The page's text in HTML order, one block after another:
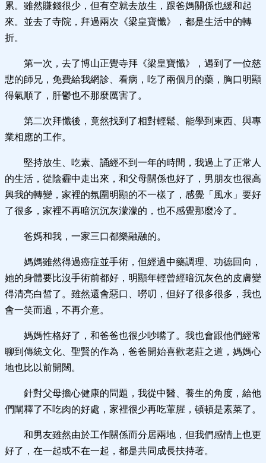
累。雖然賺錢很少，但有空就去放生，跟爸媽關係也緩和起
來。並去了寺院，拜過兩次《梁皇寶懺》，都是生活中的轉
折。
第一次，去了博山正覺寺拜《梁皇寶懺》，遇到了一位慈
悲的師兄，免費給我網診、看病，吃了兩個月的藥，胸口明顯
得氣順了，肝鬱也不那麼厲害了。
第二次拜懺後，竟然找到了相對輕鬆、能學到東西、與專
業相應的工作。
堅持放生、吃素、誦經不到一年的時間，我過上了正常人
的生活，從陰霾中走出來，和父母關係也好了，男朋友也很高
興我的轉變，家裡的氛圍明顯的不一樣了，感覺「風水」要好
了很多，家裡不再暗沉沉灰濛濛的，也不感覺那麼冷了。
爸媽和我，一家三口都樂融融的。
媽媽雖然得過癌症並手術，但經過中藥調理、功德回向，
她的身體要比沒手術前都好，明顯年輕曾經暗沉灰色的皮膚變
得清亮白皙了。雖然還會惡口、嘮叨，但好了很多很多，我也
會一笑而過，不再介意。
媽媽性格好了，和爸爸也很少吵嘴了。我也會跟他們經常
聊到傳統文化、聖賢的作為，爸爸開始喜歡老莊之道，媽媽心
地也比以前開闊。
針對父母擔心健康的問題，我從中醫、養生的角度，給他
們闡釋了不吃肉的好處，家裡很少再吃葷腥，頓頓是素菜了。
和男友雖然由於工作關係而分居兩地，但我們感情上也更
好了，在一起或不在一起，都是共同成長扶持著。